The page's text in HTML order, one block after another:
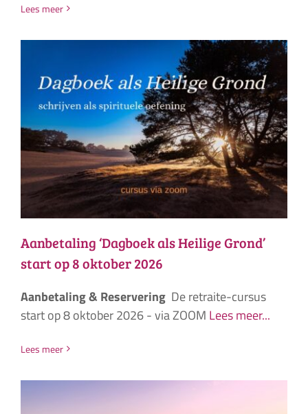
Lees meer
Aanbetaling ‘Dagboek als Heilige Grond’
start op 8 oktober 2026
Aanbetaling & Reservering De retraite-cursus
start op 8 oktober 2026 - via ZOOM Lees meer...
Lees meer